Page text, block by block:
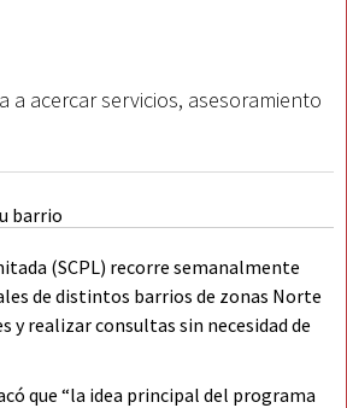
a acercar servicios, asesoramiento
(SCPL) recorre semanalmente
de distintos barrios de zonas Norte
y realizar consultas sin necesidad de
que “la idea principal del programa